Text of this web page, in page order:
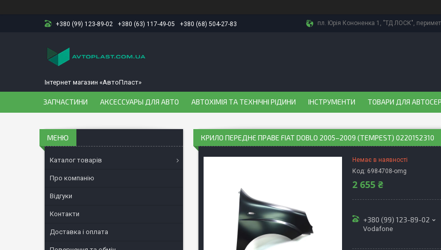
+380 (99) 123-89-02 +380 (63) 117-49-05 +380 (68) 504-27-83 пл. Юрія Кононенка 1, "ТД ЛОСК",
Інтернет магазин «АвтоПласт»
ЗАПЧАСТИНИ АКСЕССУАРЫ ДЛЯ АВТО АВТОХІМІЯ ТА ТЕХНІЧНІ РІДИНИ ІНСТРУМЕНТИ ТОВАРИ ДЛЯ
КРИЛО ПЕРЕДНЄ ПРАВЕ FIAT DOBLO 2005–2009 (TEMPEST) 0220152310
Немає в наявності
Код: 6984708-omg
2 655 ₴
+380 (99) 123-89-02
Vodafone
Каталог товарів
Про компанію
Відгуки
Контакти
Доставка і оплата